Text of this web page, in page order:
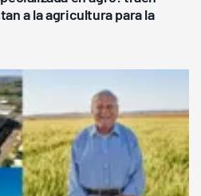
a la agricultura para la